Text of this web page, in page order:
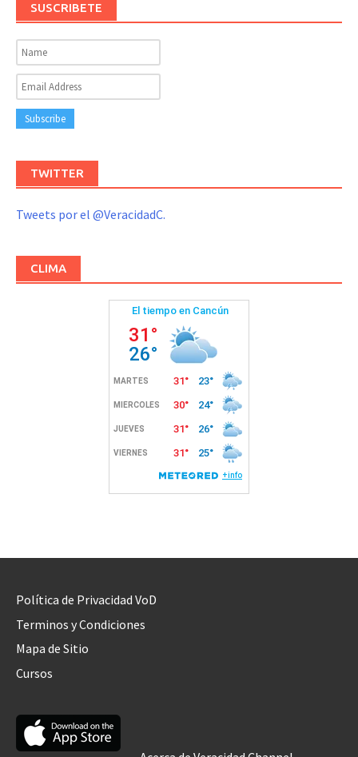
SUSCRIBETE
TWITTER
Tweets por el @VeracidadC.
CLIMA
Política de Privacidad VoD
Terminos y Condiciones
Mapa de Sitio
Cursos